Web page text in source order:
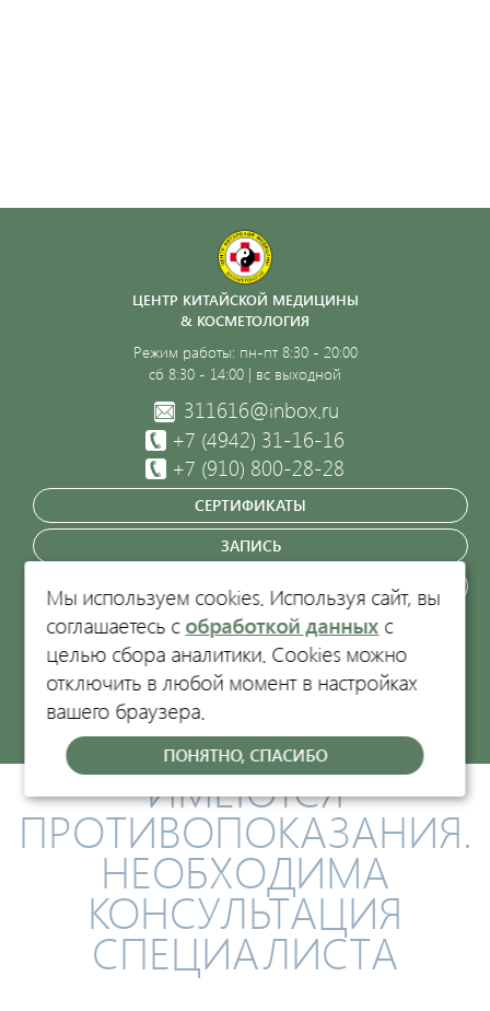
ЦЕНТР КИТАЙСКОЙ МЕДИЦИНЫ
& КОСМЕТОЛОГИЯ
Режим работы: пн-пт 8:30 - 20:00
сб 8:30 - 14:00 | вс выходной
311616@inbox.ru
+7 (4942) 31-16-16
+7 (910) 800-28-28
СЕРТИФИКАТЫ
ЗАПИСЬ
ЗАКАЗАТЬ ЗВОНОК
Кострома, пр-т Текстильщиков, 47
Политика обработки персональных данных.
ООО "Центр китайской медицины-1", ИНН 4401052660, ОГРН
1054408629032, Лицензия Л041-01140-44/00572232 от 17.06.2010
г.
г.Кострома, пр-т Текстильщиков, 47, неж.пом. 45
© 2005-2026 “Центр Китайской Медицины”. Все права
защищены.
ИМЕЮТСЯ
ПРОТИВОПОКАЗАНИЯ.
НЕОБХОДИМА
КОНСУЛЬТАЦИЯ
СПЕЦИАЛИСТА
Мы используем cookies. Используя сайт, вы
соглашаетесь с обработкой данных с
целью сбора аналитики. Cookies можно
отключить в любой момент в настройках
вашего браузера.
ПОНЯТНО, СПАСИБО